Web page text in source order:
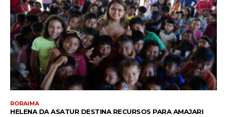
RORAIMA
HELENA DA ASATUR DESTINA RECURSOS PARA AMAJARI